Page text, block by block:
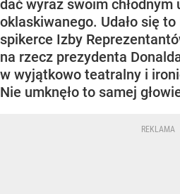
dać wyraz swoim chłodnym
oklaskiwanego. Udało się
spikerce Izby
na rzecz prezydenta
w wyjątkowo teatralny i
Nie umknęło to samej